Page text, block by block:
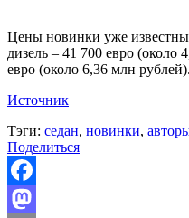
Цены новинки уже
дизель – 41 700 евро
евро (около 6,36 млн рублей).
Источник
Тэги: седан, новинки,
Поделиться
Facebook